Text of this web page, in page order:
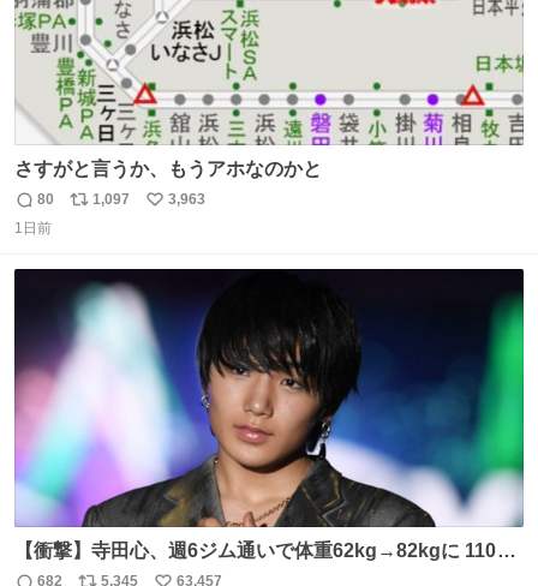
さすがと言うか、もうアホなのかと
返
信
80
リ
ト
数
1,097
い
3,963
1日前
【衝撃】寺田心、週6ジム通いで体重62kg→82kgに 110kg
のベンチプレス持ち上げる姿披露
682 5,345
63,457